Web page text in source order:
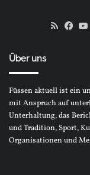
RSS
Über uns
Füssen aktuell ist ein
mit Anspruch auf
Unterhaltung, das
und Tradition, Sport,
Organisationen und